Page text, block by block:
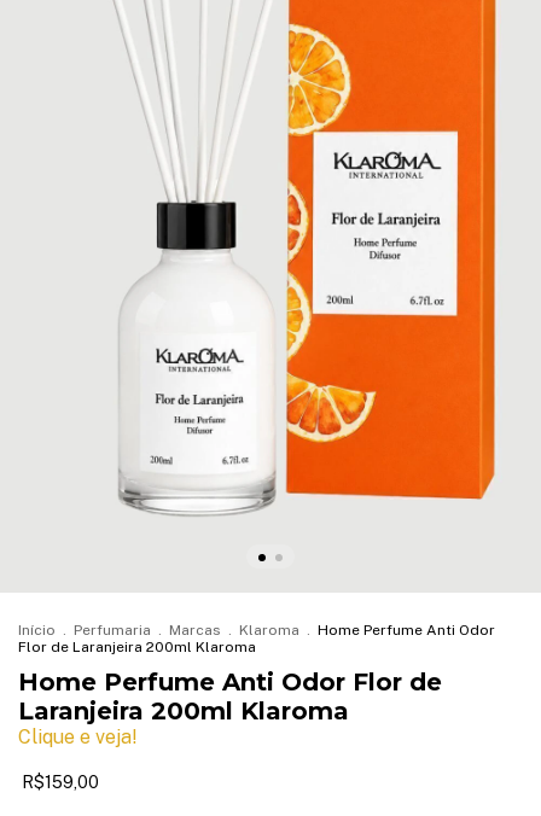
Início . Perfumaria . Marcas . Klaroma . Home Perfume Anti Odor
Flor de Laranjeira 200ml Klaroma
Home Perfume Anti Odor Flor de
Laranjeira 200ml Klaroma
Clique e veja!
R$159,00